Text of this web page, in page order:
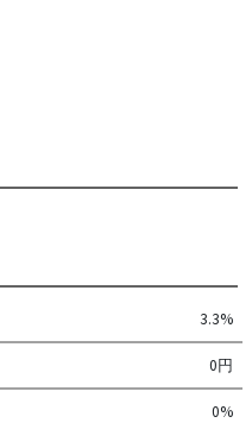
3.3%
0円
0%